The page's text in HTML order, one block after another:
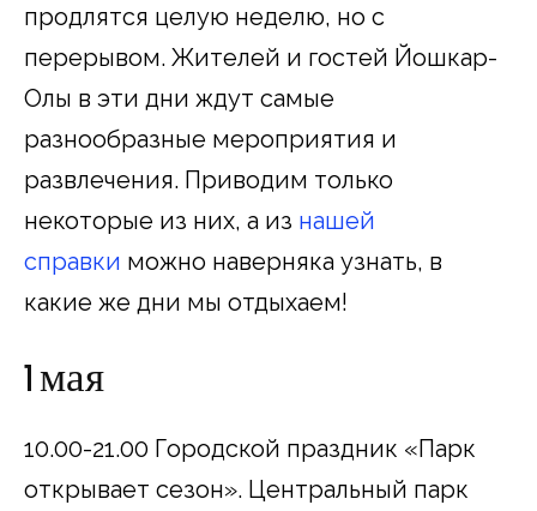
продлятся целую неделю, но с
перерывом. Жителей и гостей Йошкар-
Олы в эти дни ждут самые
разнообразные мероприятия и
развлечения. Приводим только
некоторые из них, а из нашей
справки можно наверняка узнать, в
какие же дни мы отдыхаем!
1 мая
10.00-21.00 Городской праздник «Парк
открывает сезон». Центральный парк